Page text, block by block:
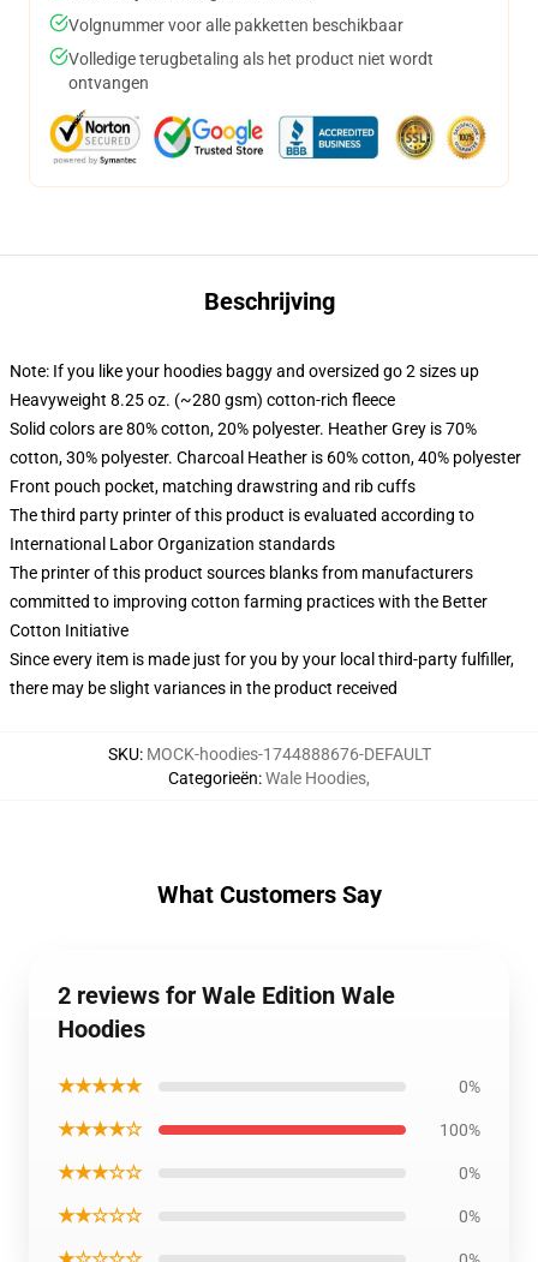
Volgnummer voor alle pakketten beschikbaar
Volledige terugbetaling als het product niet wordt
ontvangen
Beschrijving
Note: If you like your hoodies baggy and oversized go 2 sizes up
Heavyweight 8.25 oz. (~280 gsm) cotton-rich fleece
Solid colors are 80% cotton, 20% polyester. Heather Grey is 70%
cotton, 30% polyester. Charcoal Heather is 60% cotton, 40% polyester
Front pouch pocket, matching drawstring and rib cuffs
The third party printer of this product is evaluated according to
International Labor Organization standards
The printer of this product sources blanks from manufacturers
committed to improving cotton farming practices with the Better
Cotton Initiative
Since every item is made just for you by your local third-party fulfiller,
there may be slight variances in the product received
SKU: MOCK-hoodies-1744888676-DEFAULT
Categorieën:Wale Hoodies,
What Customers Say
2 reviews for Wale Edition Wale
Hoodies
★★★★★ 0%
★★★★☆ 100%
★★★☆☆ 0%
★★☆☆☆ 0%